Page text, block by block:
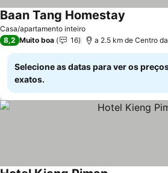
Casa/apartamento inteiro
Baan Tang Homestay
8,2 Muito boa 16 a 2.5 km de Centro
Selecione as datas para ver os
exatos.